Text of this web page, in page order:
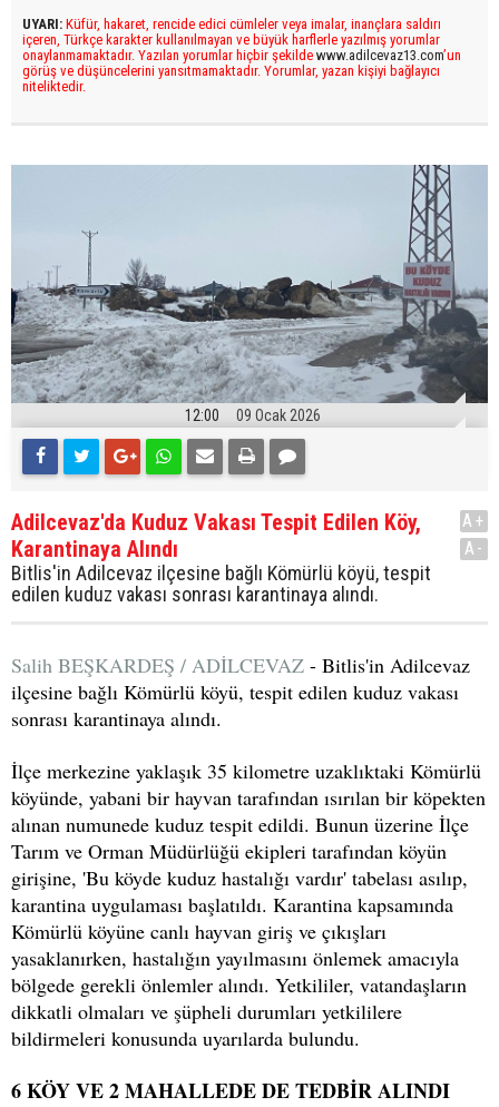
UYARI: Küfür, hakaret, rencide edici cümleler veya imalar, inançlara saldırı
içeren, Türkçe karakter kullanılmayan ve büyük harflerle yazılmış yorumlar
onaylanmamaktadır. Yazılan yorumlar hiçbir şekilde www.adilcevaz13.com’un
görüş ve düşüncelerini yansıtmamaktadır. Yorumlar, yazan kişiyi bağlayıcı
niteliktedir.
12:00 09 Ocak 2026
Adilcevaz'da Kuduz Vakası Tespit Edilen Köy,
Karantinaya Alındı
Bitlis'in Adilcevaz ilçesine bağlı Kömürlü köyü, tespit
edilen kuduz vakası sonrası karantinaya alındı.
A+
A-
Salih BEŞKARDEŞ / ADİLCEVAZ - Bitlis'in Adilcevaz
ilçesine bağlı Kömürlü köyü, tespit edilen kuduz vakası
sonrası karantinaya alındı.
İlçe merkezine yaklaşık 35 kilometre uzaklıktaki Kömürlü
köyünde, yabani bir hayvan tarafından ısırılan bir köpekten
alınan numunede kuduz tespit edildi. Bunun üzerine İlçe
Tarım ve Orman Müdürlüğü ekipleri tarafından köyün
girişine, 'Bu köyde kuduz hastalığı vardır' tabelası asılıp,
karantina uygulaması başlatıldı. Karantina kapsamında
Kömürlü köyüne canlı hayvan giriş ve çıkışları
yasaklanırken, hastalığın yayılmasını önlemek amacıyla
bölgede gerekli önlemler alındı. Yetkililer, vatandaşların
dikkatli olmaları ve şüpheli durumları yetkililere
bildirmeleri konusunda uyarılarda bulundu.
6 KÖY VE 2 MAHALLEDE DE TEDBİR ALINDI